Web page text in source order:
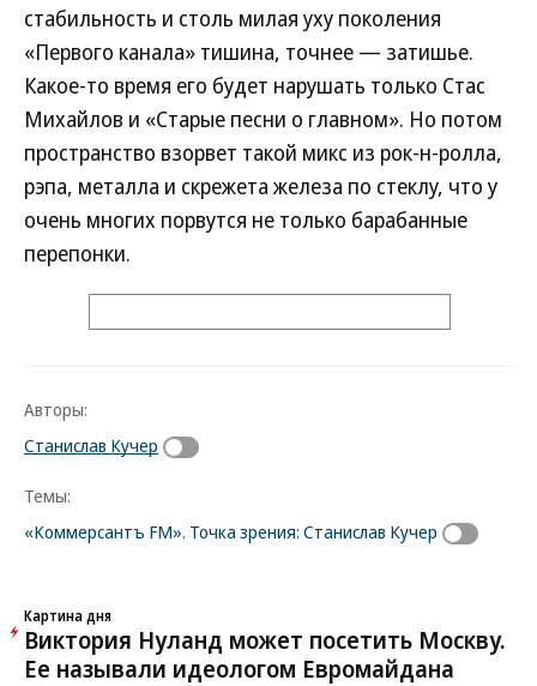
стабильность и столь милая уху поколения
«Первого канала» тишина, точнее — затишье.
Какое-то время его будет нарушать только Стас
Михайлов и «Старые песни о главном». Но потом
пространство взорвет такой микс из рок-н-ролла,
рэпа, металла и скрежета железа по стеклу, что у
очень многих порвутся не только барабанные
перепонки.
Авторы:
Станислав Кучер
Темы:
«Коммерсантъ FM». Точка зрения: Станислав Кучер
Картина дня
Виктория Нуланд может посетить Москву.
Ее называли идеологом Евромайдана